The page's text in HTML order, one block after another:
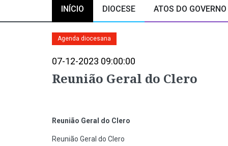
INÍCIO DIOCESE ATOS DO GOVERNO
Agenda diocesana
07-12-2023 09:00:00
Reunião Geral do Clero
Reunião Geral do Clero
Reunião Geral do Clero